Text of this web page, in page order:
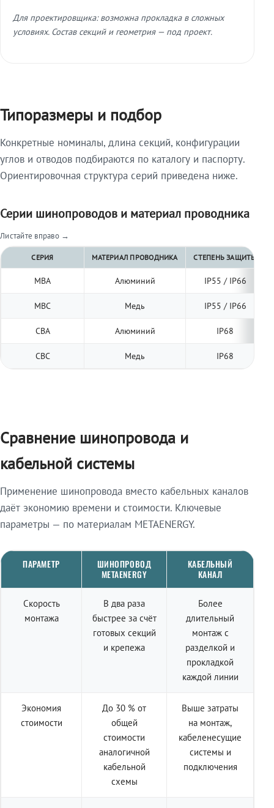
Для проектировщика: возможна прокладка в сложных
условиях. Состав секций и геометрия — под проект.
Типоразмеры и подбор
Конкретные номиналы, длина секций, конфигурации
углов и отводов подбираются по каталогу и паспорту.
Ориентировочная структура серий приведена ниже.
Серии шинопроводов и материал проводника
Листайте вправо →
СЕРИЯ МАТЕРИАЛ ПРОВОДНИКА СТЕПЕНЬ ЗАЩИТЫ
МВА Алюминий IP55 / IP66
МВС Медь IP55 / IP66
СВА Алюминий IP68
СВС Медь IP68
Сравнение шинопровода и
кабельной системы
Применение шинопровода вместо кабельных каналов
даёт экономию времени и стоимости. Ключевые
параметры — по материалам METAENERGY.
ПАРАМЕТР
ШИНОПРОВОД
METAENERGY
КАБЕЛЬНЫЙ
КАНАЛ
Скорость
монтажа
В два раза
быстрее за счёт
готовых секций
и крепежа
Более
длительный
монтаж с
разделкой и
прокладкой
каждой линии
Экономия
стоимости
До 30 % от
общей
стоимости
аналогичной
кабельной
схемы
Выше затраты
на монтаж,
кабеленесущие
системы и
подключения